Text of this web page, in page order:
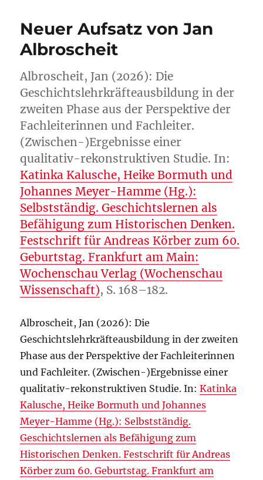
Neuer Aufsatz von Jan
Albroscheit
Albroscheit, Jan (2026): Die
Geschichtslehrkräfteausbildung in der
zweiten Phase aus der Perspektive der
Fachleiterinnen und Fachleiter.
(Zwischen-)Ergebnisse einer
qualitativ-rekonstruktiven Studie. In:
Katinka Kalusche, Heike Bormuth und
Johannes Meyer-Hamme (Hg.):
Selbstständig. Geschichtslernen als
Befähigung zum Historischen Denken.
Festschrift für Andreas Körber zum 60.
Geburtstag. Frankfurt am Main:
Wochenschau Verlag (Wochenschau
Wissenschaft), S. 168–182.
Albroscheit, Jan (2026): Die
Geschichtslehrkräfteausbildung in der zweiten
Phase aus der Perspektive der Fachleiterinnen
und Fachleiter. (Zwischen-)Ergebnisse einer
qualitativ-rekonstruktiven Studie. In:Katinka
Kalusche, Heike Bormuth und Johannes
Meyer-Hamme (Hg.): Selbstständig.
Geschichtslernen als Befähigung zum
Historischen Denken. Festschrift für Andreas
Körber zum 60. Geburtstag. Frankfurt am